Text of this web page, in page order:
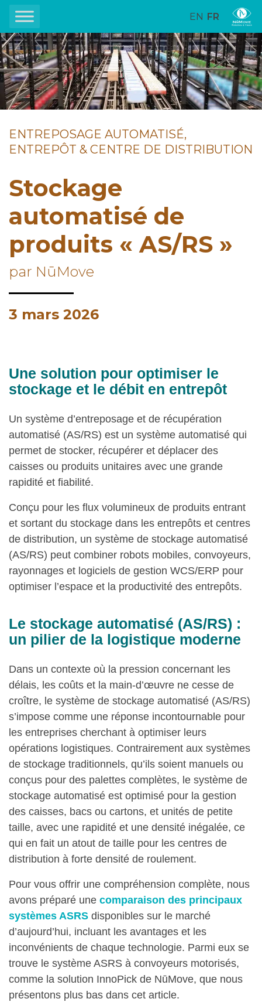
EN FR
ENTREPOSAGE AUTOMATISÉ,
ENTREPÔT & CENTRE DE DISTRIBUTION
Stockage
automatisé de
produits « AS/RS »
par NūMove
3 mars 2026
Une solution pour optimiser le
stockage et le débit en entrepôt
Un système d’entreposage et de récupération
automatisé (AS/RS) est un système automatisé qui
permet de stocker, récupérer et déplacer des
caisses ou produits unitaires avec une grande
rapidité et fiabilité.
Conçu pour les flux volumineux de produits entrant
et sortant du stockage dans les entrepôts et centres
de distribution, un système de stockage automatisé
(AS/RS) peut combiner robots mobiles, convoyeurs,
rayonnages et logiciels de gestion WCS/ERP pour
optimiser l’espace et la productivité des entrepôts.
Le stockage automatisé (AS/RS) :
un pilier de la logistique moderne
Dans un contexte où la pression concernant les
délais, les coûts et la main-d’œuvre ne cesse de
croître, le système de stockage automatisé (AS/RS)
s’impose comme une réponse incontournable pour
les entreprises cherchant à optimiser leurs
opérations logistiques. Contrairement aux systèmes
de stockage traditionnels, qu’ils soient manuels ou
conçus pour des palettes complètes, le système de
stockage automatisé est optimisé pour la gestion
des caisses, bacs ou cartons, et unités de petite
taille, avec une rapidité et une densité inégalée, ce
qui en fait un atout de taille pour les centres de
distribution à forte densité de roulement.
Pour vous offrir une compréhension complète, nous
avons préparé une comparaison des principaux
systèmes ASRS disponibles sur le marché
d’aujourd’hui, incluant les avantages et les
inconvénients de chaque technologie. Parmi eux se
trouve le système ASRS à convoyeurs motorisés,
comme la solution InnoPick de NūMove, que nous
présentons plus bas dans cet article.